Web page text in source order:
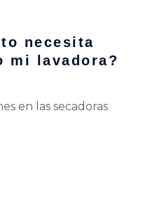
necesita
mi lavadora?